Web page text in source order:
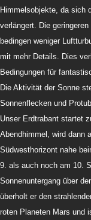
Himmelsobjekte, da sich
verlängert. Die
bedingen weniger
mit mehr Details. Dies
Bedingungen für
Die Aktivität der Sonne
Sonnenflecken und
Unser Erdtrabant startet
Abendhimmel, wird dann
Südwesthorizont nahe
9. als auch noch am 10.
Sonnenuntergang über
überholt er den
roten Planeten Mars und